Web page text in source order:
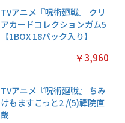
名探偵プリキュア!
プリキラシールコ
レクション【1BOX
￥2,200
ちいか
クリア
常版◆
パック
TVアニメ『呪術廻戦』 クリ
アカードコレクションガム5
【1BOX 18パック入り】
￥3,960
TVアニメ『呪術廻戦』 ちみ
けもますこっと2 /(5)禪院直
哉